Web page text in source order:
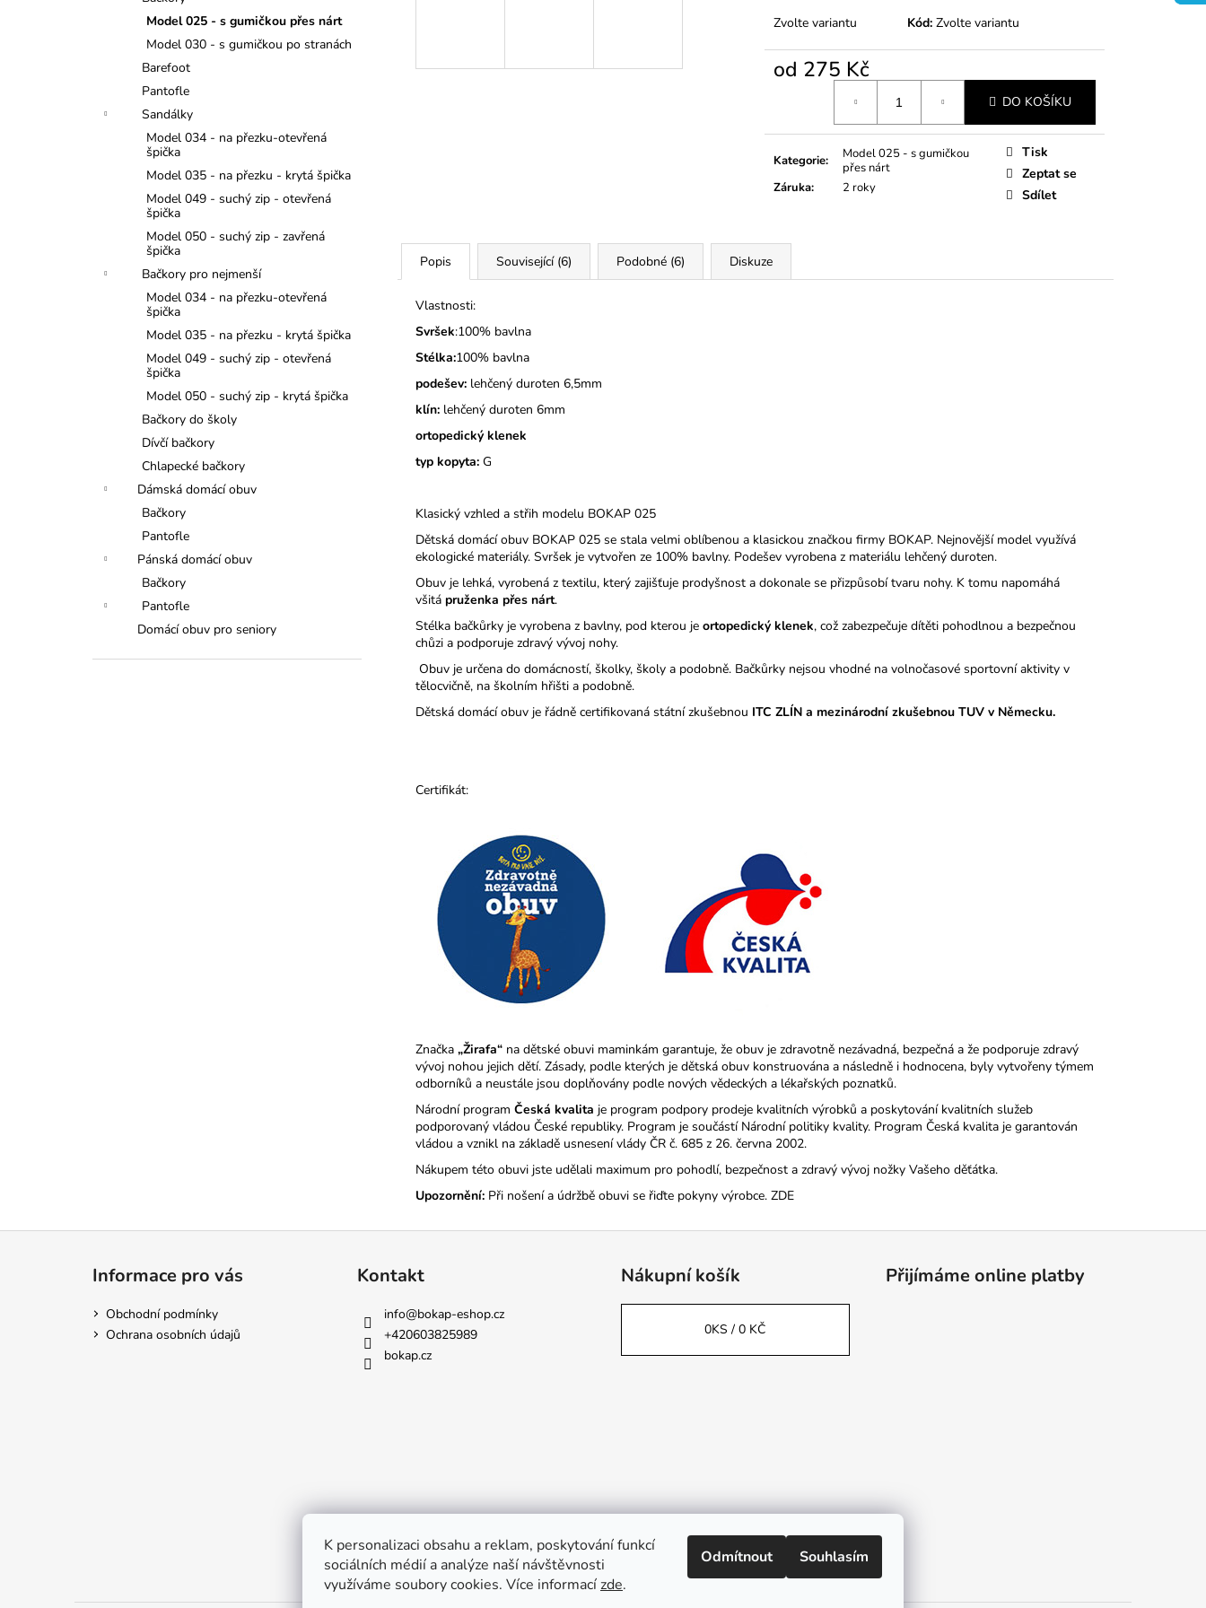
K personalizaci obsahu a reklam, poskytování funkcí
sociálních médií a analýze naší návštěvnosti
využíváme soubory cookies. Více informacízde.
Odmítnout Souhlasím
Model 025 - s gumičkou přes nárt
Model 030 - s gumičkou po stranách
Barefoot
Pantofle
Sandálky
Model 034 - na přezku-otevřená
špička
Model 035 - na přezku - krytá špička
Model 049 - suchý zip - otevřená
špička
Model 050 - suchý zip - zavřená
špička
Bačkory pro nejmenší
Model 034 - na přezku-otevřená
špička
Model 035 - na přezku - krytá špička
Model 049 - suchý zip - otevřená
špička
Model 050 - suchý zip - krytá špička
Bačkory do školy
Dívčí bačkory
Chlapecké bačkory
Dámská domácí obuv
Bačkory
Pantofle
Pánská domácí obuv
Bačkory
Pantofle
Domácí obuv pro seniory
Zvolte variantu Kód: Zvolte variantu
od 275 Kč
DO KOŠÍKU
Kategorie:
Model 025 - s gumičkou
přes nárt
Záruka: 2 roky
Tisk
Zeptat se
Sdílet
Popis Související (6) Podobné (6) Diskuze
Vlastnosti:
Svršek:100% bavlna
Stélka:100% bavlna
podešev: lehčený duroten 6,5mm
klín: lehčený duroten 6mm
ortopedický klenek
typ kopyta: G
Klasický vzhled a střih modelu BOKAP 025
Dětská domácí obuv BOKAP 025 se stala velmi oblíbenou a klasickou značkou firmy BOKAP. Nejnovější model využívá
ekologické materiály. Svršek je vytvořen ze 100% bavlny. Podešev vyrobena z materiálu lehčený duroten.
Obuv je lehká, vyrobená z textilu, který zajišťuje prodyšnost a dokonale se přizpůsobí tvaru nohy. K tomu napomáhá
všitá pruženka přes nárt.
Stélka bačkůrky je vyrobena z bavlny, pod kterou je ortopedický klenek, což zabezpečuje dítěti pohodlnou a bezpečnou
chůzi a podporuje zdravý vývoj nohy.
Obuv je určena do domácností, školky, školy a podobně. Bačkůrky nejsou vhodné na volnočasové sportovní aktivity v
tělocvičně, na školním hřišti a podobně.
Dětská domácí obuv je řádně certifikovaná státní zkušebnou ITC ZLÍN a mezinárodní zkušebnou TUV v Německu.
Certifikát:
Značka „Žirafa“ na dětské obuvi maminkám garantuje, že obuv je zdravotně nezávadná, bezpečná a že podporuje zdravý
vývoj nohou jejich dětí. Zásady, podle kterých je dětská obuv konstruována a následně i hodnocena, byly vytvořeny týmem
odborníků a neustále jsou doplňovány podle nových vědeckých a lékařských poznatků.
Národní program Česká kvalita je program podpory prodeje kvalitních výrobků a poskytování kvalitních služeb
podporovaný vládou České republiky. Program je součástí Národní politiky kvality. Program Česká kvalita je garantován
vládou a vznikl na základě usnesení vlády ČR č. 685 z 26. června 2002.
Nákupem této obuvi jste udělali maximum pro pohodlí, bezpečnost a zdravý vývoj nožky Vašeho děťátka.
Upozornění: Při nošení a údržbě obuvi se řiďte pokyny výrobce. ZDE
Informace pro vás
Obchodní podmínky
Ochrana osobních údajů
Kontakt
info@bokap-eshop.cz
+420603825989
bokap.cz
Nákupní košík
0KS /0 KČ
Přijímáme online platby
Napsali o nás